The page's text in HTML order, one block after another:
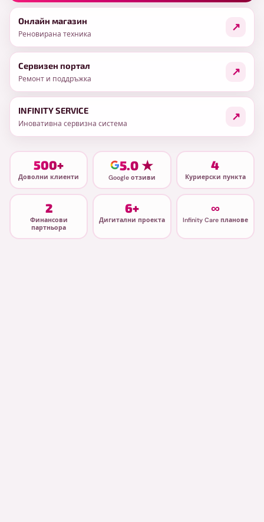
Онлайн магазин
Реновирана техника
Сервизен портал
Ремонт и поддръжка
INFINITY SERVICE
Иновативна сервизна система
500+
Доволни клиенти
5.0 ★
Google отзиви
4
Куриерски пункта
2
Финансови
партньора
6+
Дигитални проекта
∞
Infinity Care планове